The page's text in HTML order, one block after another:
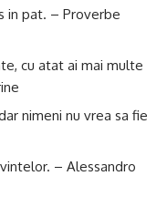
in pat. – Proverbe
cu atat ai mai multe
nimeni nu vrea sa fie
– Alessandro